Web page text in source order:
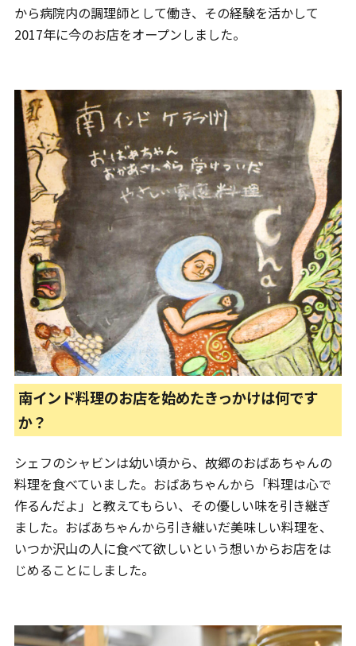
から病院内の調理師として働き、その経験を活かして
2017年に今のお店をオープンしました。
南インド料理のお店を始めたきっかけは何です
か？
シェフのシャビンは幼い頃から、故郷のおばあちゃんの
料理を食べていました。おばあちゃんから「料理は心で
作るんだよ」と教えてもらい、その優しい味を引き継ぎ
ました。おばあちゃんから引き継いだ美味しい料理を、
いつか沢山の人に食べて欲しいという想いからお店をは
じめることにしました。